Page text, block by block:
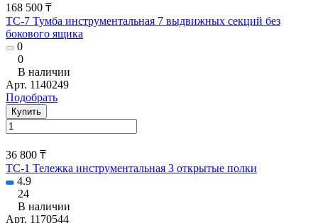
168 500 ₸
TC-7 Тумба инструментальная 7 выдвижных секций без
бокового ящика
0
0
В наличии
Арт. 1140249
Подобрать
Купить
36 800 ₸
ТC-1 Тележка инструментальная 3 открытые полки
4.9
24
В наличии
Арт. 1170544